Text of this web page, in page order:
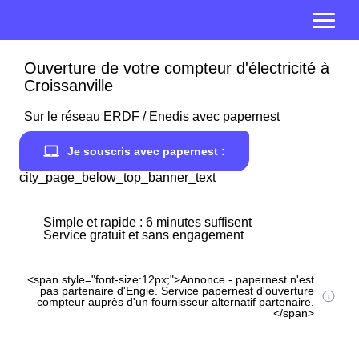
Ouverture de votre compteur d'électricité à
Croissanville
Sur le réseau ERDF / Enedis avec papernest
Je souscris avec papernest :
city_page_below_top_banner_text
Simple et rapide : 6 minutes suffisent
Service gratuit et sans engagement
<span style="font-size:12px;">Annonce - papernest n'est
pas partenaire d'Engie. Service papernest d'ouverture
compteur auprès d'un fournisseur alternatif partenaire.
</span>